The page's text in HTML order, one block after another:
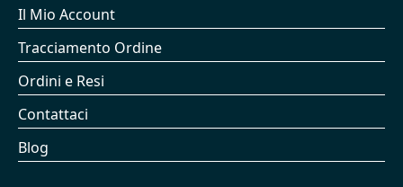
Il Mio Account
Tracciamento Ordine
Ordini e Resi
Contattaci
Blog